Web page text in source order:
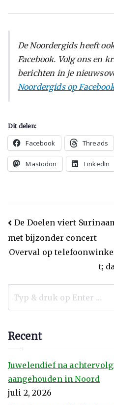
De Noordergids heeft
Facebook. Volg ons en
berichten in je
Noordergids op
Dit delen:
Facebook Threads
Mastodon LinkedIn
De Doelen viert
met bijzonder concert
Overval op
t;
Recent
Juwelendief na
aangehouden in Noord
juli 2, 2026